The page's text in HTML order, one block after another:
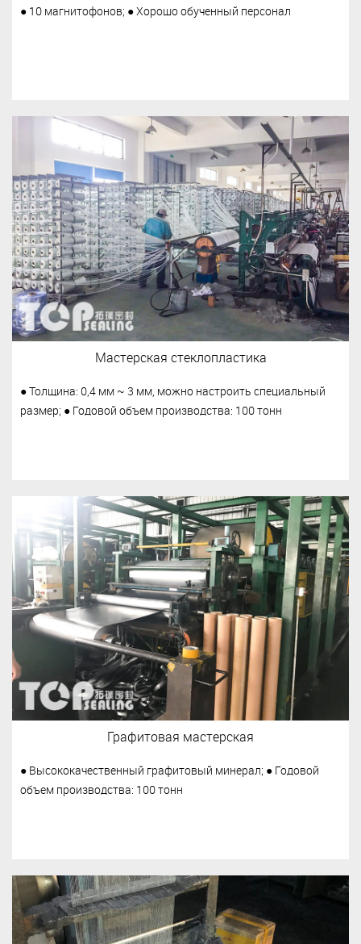
● 10 магнитофонов; ● Хорошо обученный персонал
Мастерская стеклопластика
● Толщина: 0,4 мм ~ 3 мм, можно настроить специальный
размер; ● Годовой объем производства: 100 тонн
Графитовая мастерская
● Высококачественный графитовый минерал; ● Годовой
объем производства: 100 тонн